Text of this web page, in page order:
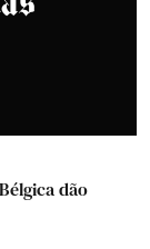
dão